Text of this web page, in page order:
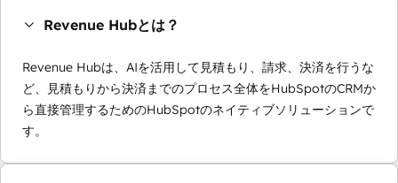
Revenue Hubとは？
Revenue Hubは、AIを活用して見積もり、請求、決済を行うな
ど、見積もりから決済までのプロセス全体をHubSpotのCRMか
ら直接管理するためのHubSpotのネイティブソリューションで
す。